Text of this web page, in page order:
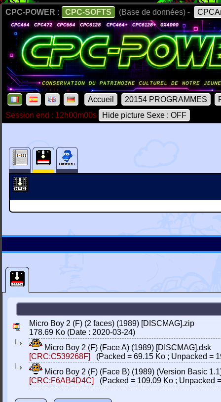
CPC-POWER : CPC-SOFTS (Base de données) -
Accueil 20154 PROGRAMMES
Session end : 12h00m00s
Hide picture Sexe : OFF
Micro Boy 2 (F) (2 faces) (1989) [DISCMAG].zip
178.69 Ko (Date : 2020-03-24)
Micro Boy 2 (F) (Face A) (1989) [DISCMAG].dsk
[CRC:C539268F]
(Packed = 69.15 Ko ; Unpacked =
Micro Boy 2 (F) (Face B) (1989) (Version Basic
[CRC:F6AB4D4C]
(Packed = 109.09 Ko ; Unpacked